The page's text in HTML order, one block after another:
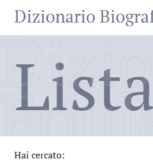
Dizionario
Hai cercato: